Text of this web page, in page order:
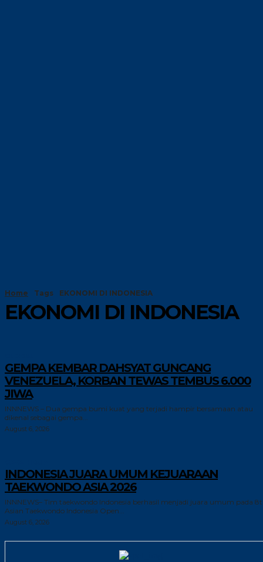
Home Tags EKONOMI DI INDONESIA
EKONOMI DI INDONESIA
GEMPA KEMBAR DAHSYAT GUNCANG
VENEZUELA, KORBAN TEWAS TEMBUS 6.000
JIWA
INNNEWS – Dua gempa bumi kuat yang terjadi hampir bersamaan atau
dikenal sebagai gempa...
August 6, 2026
INDONESIA JUARA UMUM KEJUARAAN
TAEKWONDO ASIA 2026
INNNEWS– Tim taekwondo Indonesia berhasil menjadi juara umum pada
Asian Taekwondo Indonesia Open...
August 6, 2026